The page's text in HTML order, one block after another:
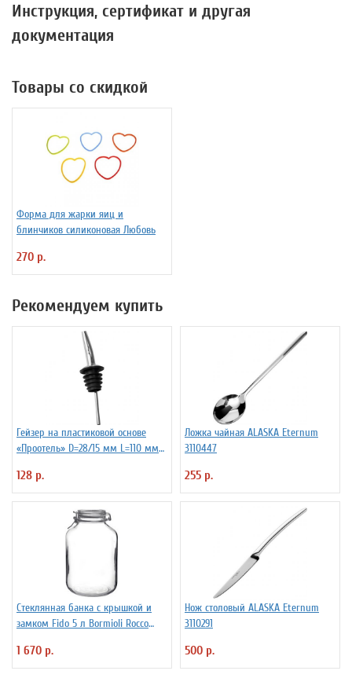
Инструкция, сертификат и другая
документация
Товары со скидкой
Форма для жарки яиц и
блинчиков силиконовая Любовь
270 р.
Рекомендуем купить
Гейзер на пластиковой основе
«Проотель» D=28/15 мм L=110 мм
128 р.
Ложка чайная ALASKA Eternum
3110447
255 р.
Стеклянная банка с крышкой и
замком Fido 5 л Bormioli Rocco
1 670 р.
Нож столовый ALASKA Eternum
3110291
500 р.